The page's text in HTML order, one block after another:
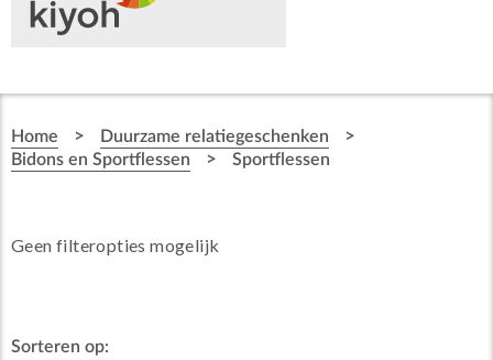
Home > Duurzame relatiegeschenken >
Bidons en Sportflessen > Sportflessen
Geen filteropties mogelijk
Sorteren op: